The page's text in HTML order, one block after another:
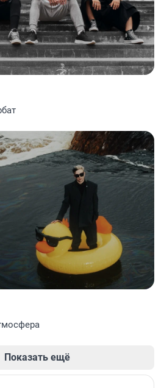
Показать ещё